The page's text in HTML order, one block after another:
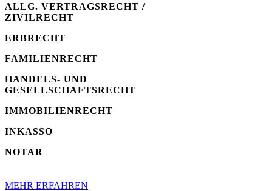
ALLG. VERTRAGSRECHT /
ZIVILRECHT
ERBRECHT
FAMILIENRECHT
HANDELS- UND
GESELLSCHAFTSRECHT
IMMOBILIENRECHT
INKASSO
NOTAR
MEHR ERFAHREN